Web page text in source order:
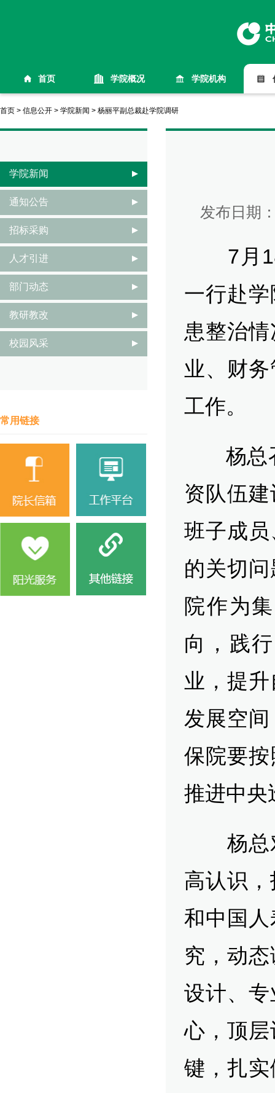
首页 学院概况 学院机构
首页 > 信息公开 > 学院新闻 > 杨丽平副总裁赴学院调研
发布日期
7月18
一行赴
患整治
业、财
工作。
杨总召
资队伍
班子成
的关切
院作为
向，践
业，提
发展空
保院要按
推进中央
杨总对
高认识
和中国
究，动
设计、
心，顶
键，扎
学院新闻
通知公告
招标采购
人才引进
部门动态
教研教改
校园风采
常用链接